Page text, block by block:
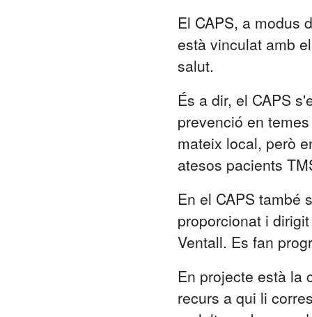
El CAPS, a modus
està vinculat amb
salut.
És a dir, el CAPS
prevenció en
mateix local, però
atesos pacients
En el CAPS també
proporcionat i
Ventall. Es fan
En projecte està la
recurs a qui li